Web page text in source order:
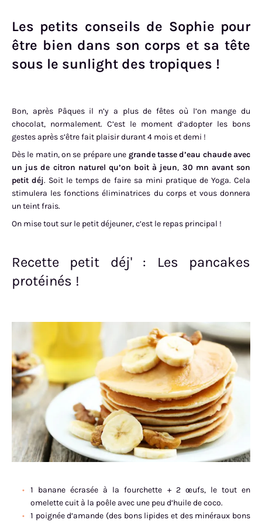
Les petits conseils de Sophie pour
être bien dans son corps et sa tête
sous le sunlight des tropiques !
Bon, après Pâques il n’y a plus de fêtes où l’on mange du
chocolat, normalement. C’est le moment d’adopter les bons
gestes après s’être fait plaisir durant 4 mois et demi !
Dès le matin, on se prépare une grande tasse d’eau chaude avec
un jus de citron naturel qu’on boit à jeun, 30 mn avant son
petit déj. Soit le temps de faire sa mini pratique de Yoga. Cela
stimulera les fonctions éliminatrices du corps et vous donnera
un teint frais.
On mise tout sur le petit déjeuner, c’est le repas principal !
Recette petit déj' : Les pancakes
protéinés !
1 banane écrasée à la fourchette + 2 œufs, le tout en
omelette cuit à la poêle avec une peu d’huile de coco.
1 poignée d’amande (des bons lipides et des minéraux bons